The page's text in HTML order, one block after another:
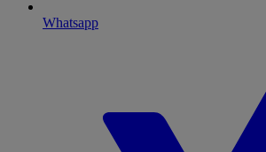
Whatsapp